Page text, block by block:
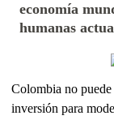
economía
humanas
Colombia no puede
inversión para